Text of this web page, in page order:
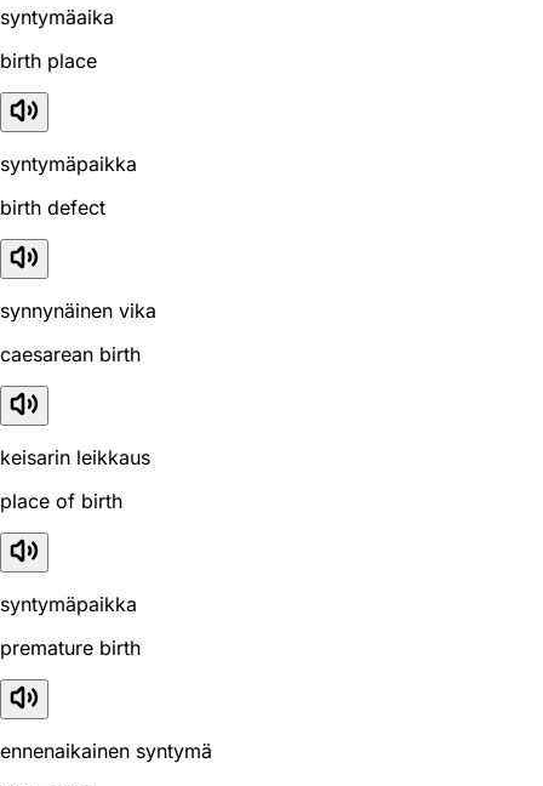
syntymäaika
birth place
syntymäpaikka
birth defect
synnynäinen vika
caesarean birth
keisarin leikkaus
place of birth
syntymäpaikka
premature birth
ennenaikainen syntymä